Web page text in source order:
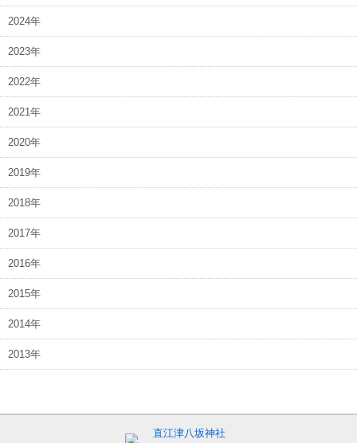
2024年
2023年
2022年
2021年
2020年
2019年
2018年
2017年
2016年
2015年
2014年
2013年